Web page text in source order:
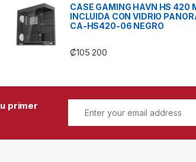
CASE GAMING HAVN HS 420
INCLUIDA CON VIDRIO
CA-HS420-06 NEGRO
₡105 200
primer